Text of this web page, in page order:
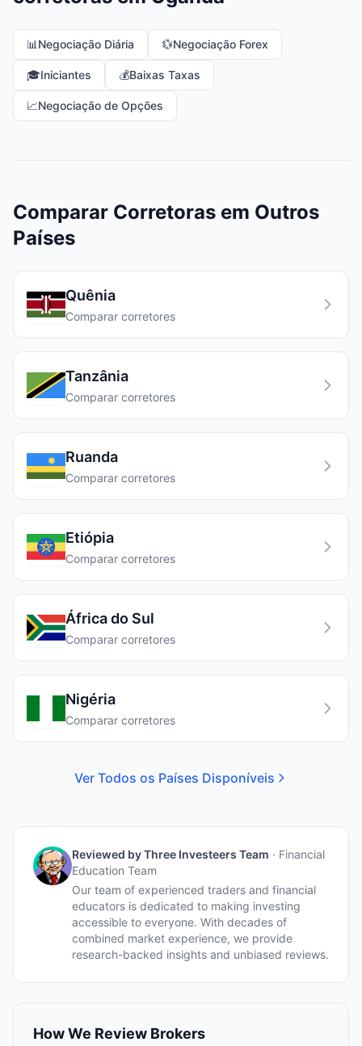
📊 Negociação Diária 💱Negociação Forex
🎓Iniciantes 💰Baixas Taxas
📈Negociação de Opções
Comparar Corretoras em Outros
Países
Quênia
Comparar corretores
Tanzânia
Comparar corretores
Ruanda
Comparar corretores
Etiópia
Comparar corretores
África do Sul
Comparar corretores
Nigéria
Comparar corretores
Ver Todos os Países Disponíveis
Reviewed byThree Investeers Team · Financial
Education Team
Our team of experienced traders and financial
educators is dedicated to making investing
accessible to everyone. With decades of
combined market experience, we provide
research-backed insights and unbiased reviews.
How We Review Brokers